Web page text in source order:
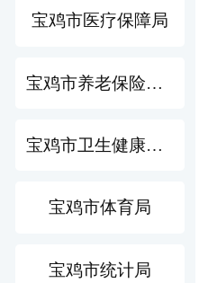
宝鸡市医疗保障局
宝鸡市养老保险经办中心
宝鸡市卫生健康委员会
宝鸡市体育局
宝鸡市统计局